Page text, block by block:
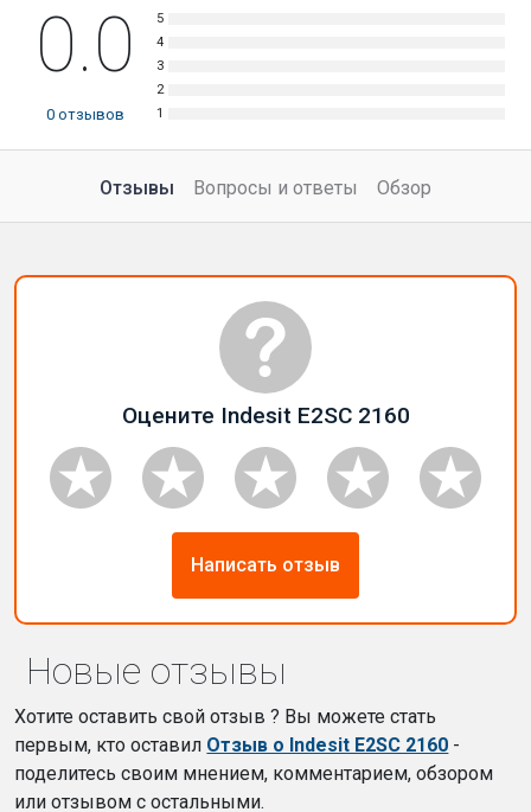
0.0
0 отзывов
Отзывы Вопросы и ответы Обзор
Оцените Indesit E2SC 2160
Написать отзыв
Новые отзывы
Хотите оставить свой отзыв ? Вы можете стать
первым, кто оставил Отзыв о Indesit E2SC 2160 -
поделитесь своим мнением, комментарием, обзором
или отзывом с остальными.